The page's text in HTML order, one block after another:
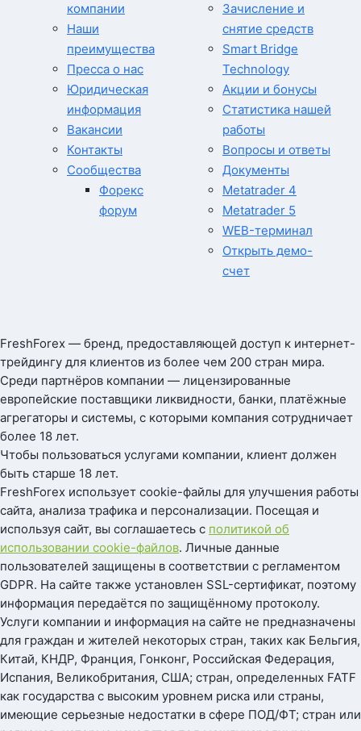
компании
Наши
преимущества
Пресса о нас
Юридическая
информация
Вакансии
Контакты
Сообщества
Форекс
форум
Зачисление и
снятие средств
Smart Bridge
Technology
Акции и бонусы
Статистика нашей
работы
Вопросы и ответы
Документы
Metatrader 4
Metatrader 5
WEB-терминал
Открыть демо-
счет
FreshForex — бренд, предоставляющей доступ к интернет-
трейдингу для клиентов из более чем 200 стран мира.
Среди партнёров компании — лицензированные
европейские поставщики ликвидности, банки, платёжные
агрегаторы и системы, с которыми компания сотрудничает
более 18 лет.
Чтобы пользоваться услугами компании, клиент должен
быть старше 18 лет.
FreshForex использует cookie-файлы для улучшения работы
сайта, анализа трафика и персонализации. Посещая и
используя сайт, вы соглашаетесь с политикой об
использовании cookie-файлов. Личные данные
пользователей защищены в соответствии с регламентом
GDPR. На сайте также установлен SSL-сертификат, поэтому
информация передаётся по защищённому протоколу.
Услуги компании и информация на сайте не предназначены
для граждан и жителей некоторых стран, таких как Бельгия,
Китай, КНДР, Франция, Гонконг, Российская Федерация,
Испания, Великобритания, США; стран, определенных FATF
как государства с высоким уровнем риска или страны,
имеющие серьезные недостатки в сфере ПОД/ФТ; стран или